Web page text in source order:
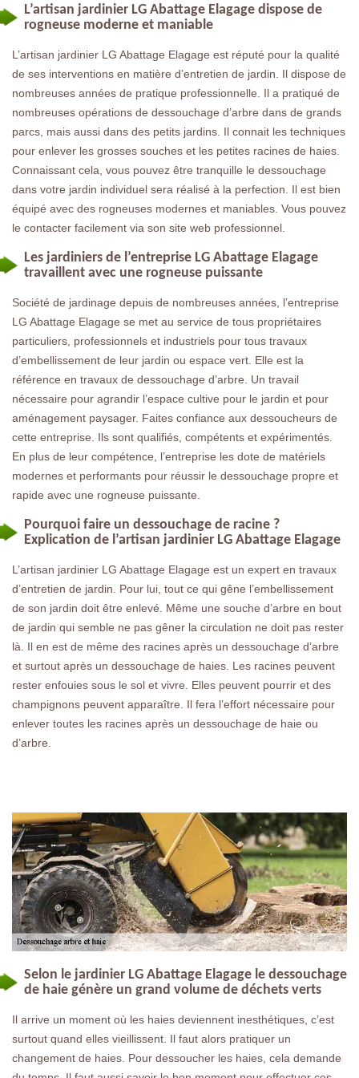
L’artisan jardinier LG Abattage Elagage dispose de
rogneuse moderne et maniable
L’artisan jardinier LG Abattage Elagage est réputé pour la qualité
de ses interventions en matière d’entretien de jardin. Il dispose de
nombreuses années de pratique professionnelle. Il a pratiqué de
nombreuses opérations de dessouchage d’arbre dans de grands
parcs, mais aussi dans des petits jardins. Il connait les techniques
pour enlever les grosses souches et les petites racines de haies.
Connaissant cela, vous pouvez être tranquille le dessouchage
dans votre jardin individuel sera réalisé à la perfection. Il est bien
équipé avec des rogneuses modernes et maniables. Vous pouvez
le contacter facilement via son site web professionnel.
Les jardiniers de l’entreprise LG Abattage Elagage
travaillent avec une rogneuse puissante
Société de jardinage depuis de nombreuses années, l’entreprise
LG Abattage Elagage se met au service de tous propriétaires
particuliers, professionnels et industriels pour tous travaux
d’embellissement de leur jardin ou espace vert. Elle est la
référence en travaux de dessouchage d’arbre. Un travail
nécessaire pour agrandir l’espace cultive pour le jardin et pour
aménagement paysager. Faites confiance aux dessoucheurs de
cette entreprise. Ils sont qualifiés, compétents et expérimentés.
En plus de leur compétence, l’entreprise les dote de matériels
modernes et performants pour réussir le dessouchage propre et
rapide avec une rogneuse puissante.
Pourquoi faire un dessouchage de racine ?
Explication de l’artisan jardinier LG Abattage Elagage
L’artisan jardinier LG Abattage Elagage est un expert en travaux
d’entretien de jardin. Pour lui, tout ce qui gêne l’embellissement
de son jardin doit être enlevé. Même une souche d’arbre en bout
de jardin qui semble ne pas gêner la circulation ne doit pas rester
là. Il en est de même des racines après un dessouchage d’arbre
et surtout après un dessouchage de haies. Les racines peuvent
rester enfouies sous le sol et vivre. Elles peuvent pourrir et des
champignons peuvent apparaître. Il fera l’effort nécessaire pour
enlever toutes les racines après un dessouchage de haie ou
d’arbre.
Selon le jardinier LG Abattage Elagage le dessouchage
de haie génère un grand volume de déchets verts
Il arrive un moment où les haies deviennent inesthétiques, c’est
surtout quand elles vieillissent. Il faut alors pratiquer un
changement de haies. Pour dessoucher les haies, cela demande